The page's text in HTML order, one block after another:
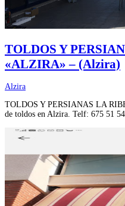
TOLDOS Y
«ALZIRA» – (Alzira)
Alzira
TOLDOS Y PERSIANAS LA
de toldos en Alzira. Telf: 675 51